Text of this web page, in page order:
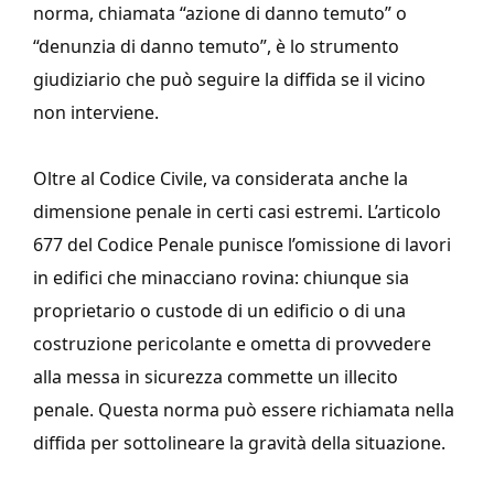
norma, chiamata “azione di danno temuto” o
“denunzia di danno temuto”, è lo strumento
giudiziario che può seguire la diffida se il vicino
non interviene.
Oltre al Codice Civile, va considerata anche la
dimensione penale in certi casi estremi. L’articolo
677 del Codice Penale punisce l’omissione di lavori
in edifici che minacciano rovina: chiunque sia
proprietario o custode di un edificio o di una
costruzione pericolante e ometta di provvedere
alla messa in sicurezza commette un illecito
penale. Questa norma può essere richiamata nella
diffida per sottolineare la gravità della situazione.